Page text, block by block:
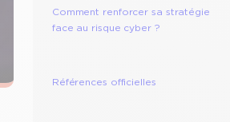
Comment renforcer sa stratégie
face au risque cyber ?
Références officielles